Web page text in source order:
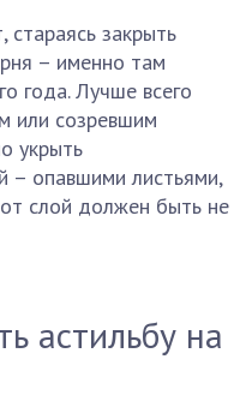
стараясь закрыть
– именно там
года. Лучше всего
или созревшим
укрыть
– опавшими листьями,
слой должен быть не
астильбу на